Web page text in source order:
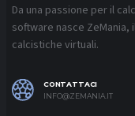
Da una passione per il
software nasce ZeMania,
calcistiche virtuali.
CONTATTACI
INFO@ZEMANIA.IT